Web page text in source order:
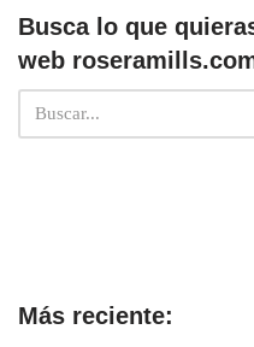
Busca lo que
web
Más reciente: